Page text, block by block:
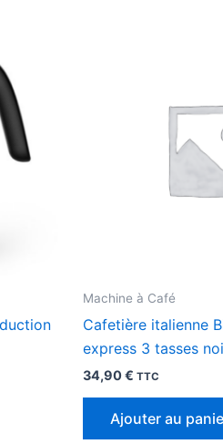
Machine à Café
Cafetière italienne
express 3 tasses
34,90€ TTC
Ajouter au